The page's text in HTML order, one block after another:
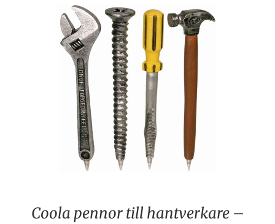
Coola pennor till hantverkare –